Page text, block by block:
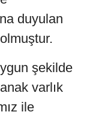
duyulan
şekilde
varlık
ile